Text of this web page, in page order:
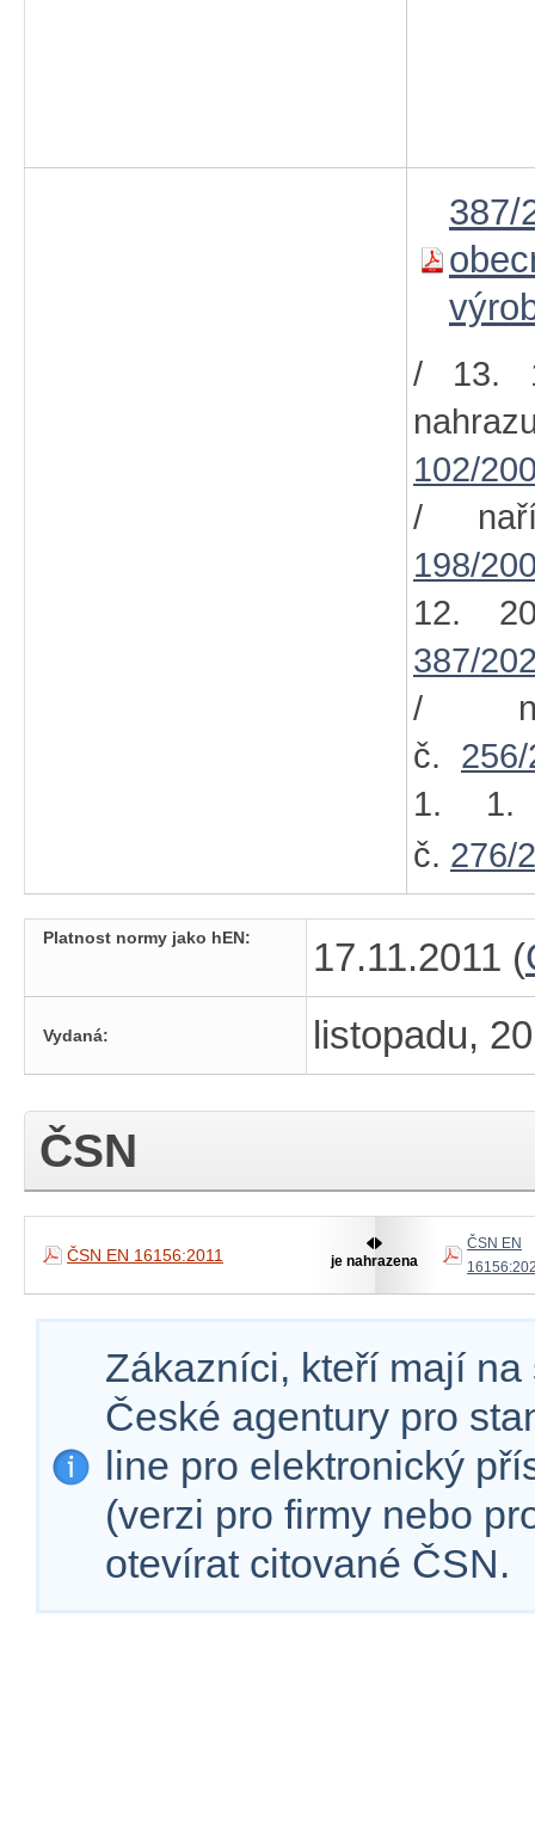
387/
/ 13.
102/
/
198/
12.
387/
/
č.
1. 1.
č. 276/
Platnost normy jako hEN: 17.11.2011 (
Vydaná: listopadu,
ČSN
ČSN EN 16156:2011 je nahrazena
ČSN EN
Zákazníci, kteří mají
České agentury pro
line pro elektronický
(verzi pro firmy nebo
otevírat citované ČSN.